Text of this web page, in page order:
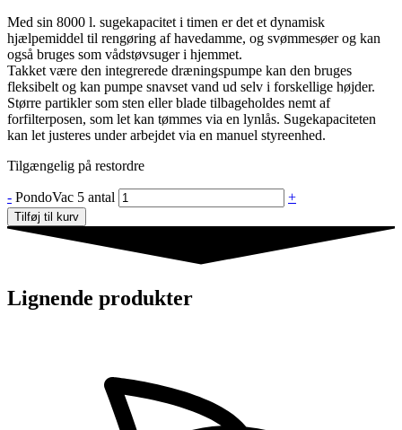
Med sin 8000 l. sugekapacitet i timen er det et dynamisk
hjælpemiddel til rengøring af havedamme, og svømmesøer og kan
også bruges som vådstøvsuger i hjemmet.
Takket være den integrerede dræningspumpe kan den bruges
fleksibelt og kan pumpe snavset vand ud selv i forskellige højder.
Større partikler som sten eller blade tilbageholdes nemt af
forfilterposen, som let kan tømmes via en lynlås. Sugekapaciteten
kan let justeres under arbejdet via en manuel styreenhed.
Tilgængelig på restordre
- PondoVac 5 antal +
Tilføj til kurv
Lignende produkter